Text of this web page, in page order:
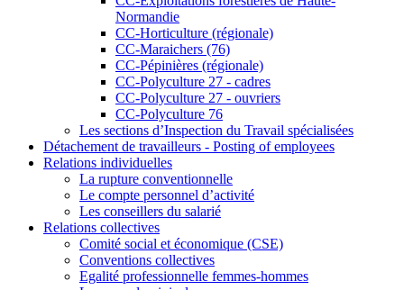
Normandie
CC-Horticulture (régionale)
CC-Maraichers (76)
CC-Pépinières (régionale)
CC-Polyculture 27 - cadres
CC-Polyculture 27 - ouvriers
CC-Polyculture 76
Les sections d’Inspection du Travail spécialisées
Détachement de travailleurs - Posting of employees
Relations individuelles
La rupture conventionnelle
Le compte personnel d’activité
Les conseillers du salarié
Relations collectives
Comité social et économique (CSE)
Conventions collectives
Egalité professionnelle femmes-hommes